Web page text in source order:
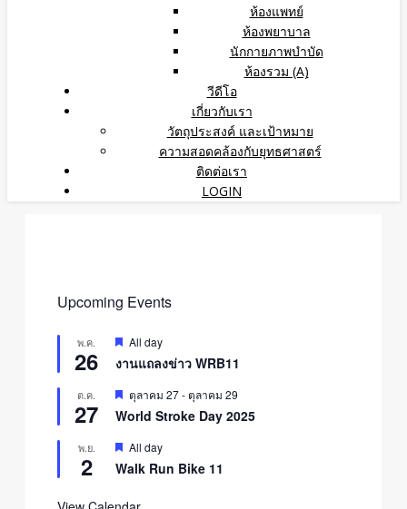
ห้องแพทย์
ห้องพยาบาล
นักกายภาพบำบัด
ห้องรวม (A)
วีดีโอ
เกี่ยวกับเรา
วัตถุประสงค์ และเป้าหมาย
ความสอดคล้องกับยุทธศาสตร์
ติดต่อเรา
LOGIN
Upcoming Events
พ.ค.
26
Featured
All day
งานแถลงข่าว WRB11
ต.ค.
27
Featured
ตุลาคม 27-ตุลาคม 29
World Stroke Day 2025
พ.ย.
2
Featured
All day
Walk Run Bike 11